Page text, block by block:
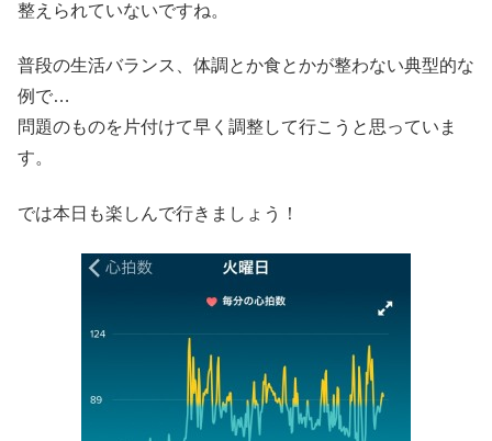
整えられていないですね。
普段の生活バランス、体調とか食とかが整わない典型的な
例で…
問題のものを片付けて早く調整して行こうと思っていま
す。
では本日も楽しんで行きましょう！